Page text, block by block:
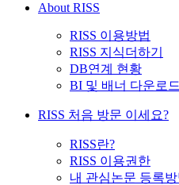
About RISS
RISS 이용방법
RISS 지식더하기
DB연계 현황
BI 및 배너 다운로드
RISS 처음 방문 이세요?
RISS란?
RISS 이용권한
내 관심논문 등록방